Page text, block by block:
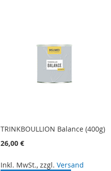
TRINKBOULLION Balance (400g)
26,00 €
Inkl. MwSt., zzgl. Versand